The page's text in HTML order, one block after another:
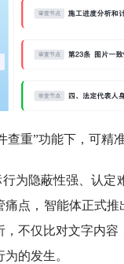
查重”功能下，可精
为隐蔽性强、认定
痛点，智能体正式
，不仅比对文字内
的发生。